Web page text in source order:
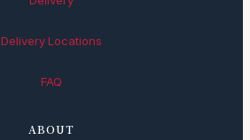
Delivery Locations
FAQ
ABOUT